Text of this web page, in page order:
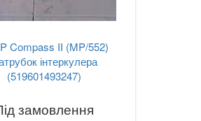
Compass II (MP/552)
інтеркулера
(519601493247)
замовлення